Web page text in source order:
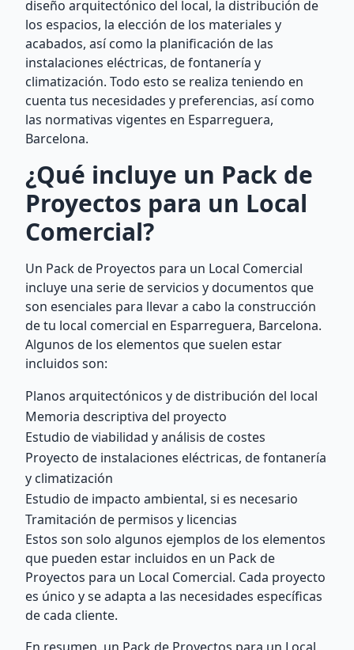
diseño arquitectónico del local, la distribución de
los espacios, la elección de los materiales y
acabados, así como la planificación de las
instalaciones eléctricas, de fontanería y
climatización. Todo esto se realiza teniendo en
cuenta tus necesidades y preferencias, así como
las normativas vigentes en Esparreguera,
Barcelona.
¿Qué incluye un Pack de
Proyectos para un Local
Comercial?
Un Pack de Proyectos para un Local Comercial
incluye una serie de servicios y documentos que
son esenciales para llevar a cabo la construcción
de tu local comercial en Esparreguera, Barcelona.
Algunos de los elementos que suelen estar
incluidos son:
Planos arquitectónicos y de distribución del local
Memoria descriptiva del proyecto
Estudio de viabilidad y análisis de costes
Proyecto de instalaciones eléctricas, de fontanería
y climatización
Estudio de impacto ambiental, si es necesario
Tramitación de permisos y licencias
Estos son solo algunos ejemplos de los elementos
que pueden estar incluidos en un Pack de
Proyectos para un Local Comercial. Cada proyecto
es único y se adapta a las necesidades específicas
de cada cliente.